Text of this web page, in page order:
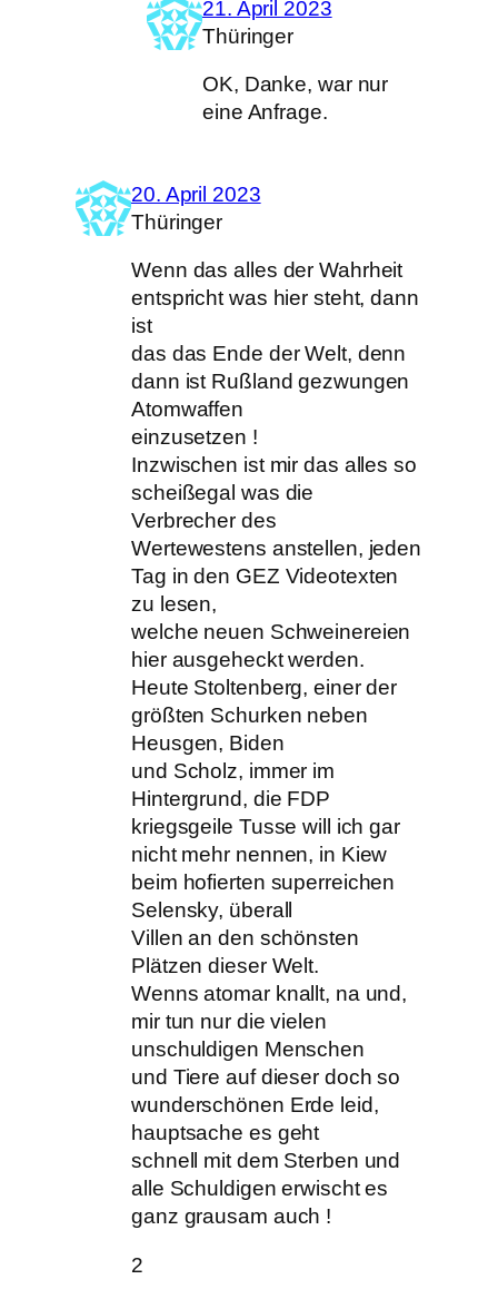
21. April 2023
Thüringer
OK, Danke, war nur
eine Anfrage.
20. April 2023
Thüringer
Wenn das alles der Wahrheit
entspricht was hier steht, dann
ist
das das Ende der Welt, denn
dann ist Rußland gezwungen
Atomwaffen
einzusetzen !
Inzwischen ist mir das alles so
scheißegal was die
Verbrecher des
Wertewestens anstellen, jeden
Tag in den GEZ Videotexten
zu lesen,
welche neuen Schweinereien
hier ausgeheckt werden.
Heute Stoltenberg, einer der
größten Schurken neben
Heusgen, Biden
und Scholz, immer im
Hintergrund, die FDP
kriegsgeile Tusse will ich gar
nicht mehr nennen, in Kiew
beim hofierten superreichen
Selensky, überall
Villen an den schönsten
Plätzen dieser Welt.
Wenns atomar knallt, na und,
mir tun nur die vielen
unschuldigen Menschen
und Tiere auf dieser doch so
wunderschönen Erde leid,
hauptsache es geht
schnell mit dem Sterben und
alle Schuldigen erwischt es
ganz grausam auch !
2